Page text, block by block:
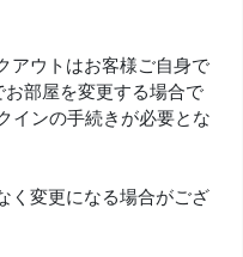
アウトはお客様ご自身で
部屋を変更する場合で
インの手続きが必要とな
く変更になる場合がござ